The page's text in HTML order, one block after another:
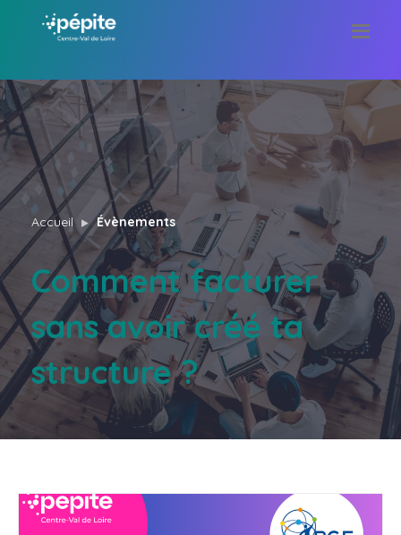
Accueil Évènements
Comment facturer
sans avoir créé ta
structure ?